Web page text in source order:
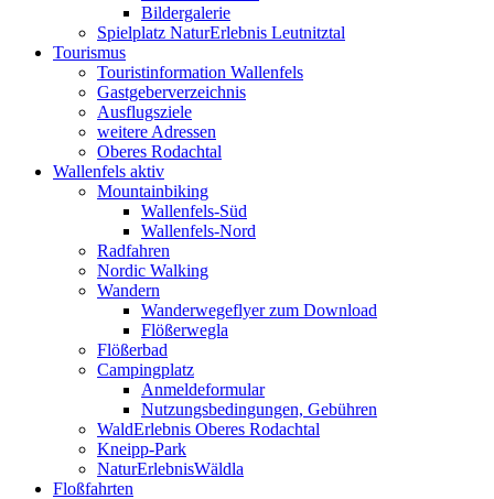
Bildergalerie
Spielplatz NaturErlebnis Leutnitztal
Tourismus
Touristinformation Wallenfels
Gastgeberverzeichnis
Ausflugsziele
weitere Adressen
Oberes Rodachtal
Wallenfels aktiv
Mountainbiking
Wallenfels-Süd
Wallenfels-Nord
Radfahren
Nordic Walking
Wandern
Wanderwegeflyer zum Download
Flößerwegla
Flößerbad
Campingplatz
Anmeldeformular
Nutzungsbedingungen, Gebühren
WaldErlebnis Oberes Rodachtal
Kneipp-Park
NaturErlebnisWäldla
Floßfahrten